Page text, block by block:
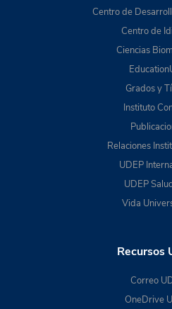
Centro de
Centro de
Ciencias
Grados y
Instituto
Relaciones
UDEP
UDEP
Vida
Recursos
Correo
OneDrive